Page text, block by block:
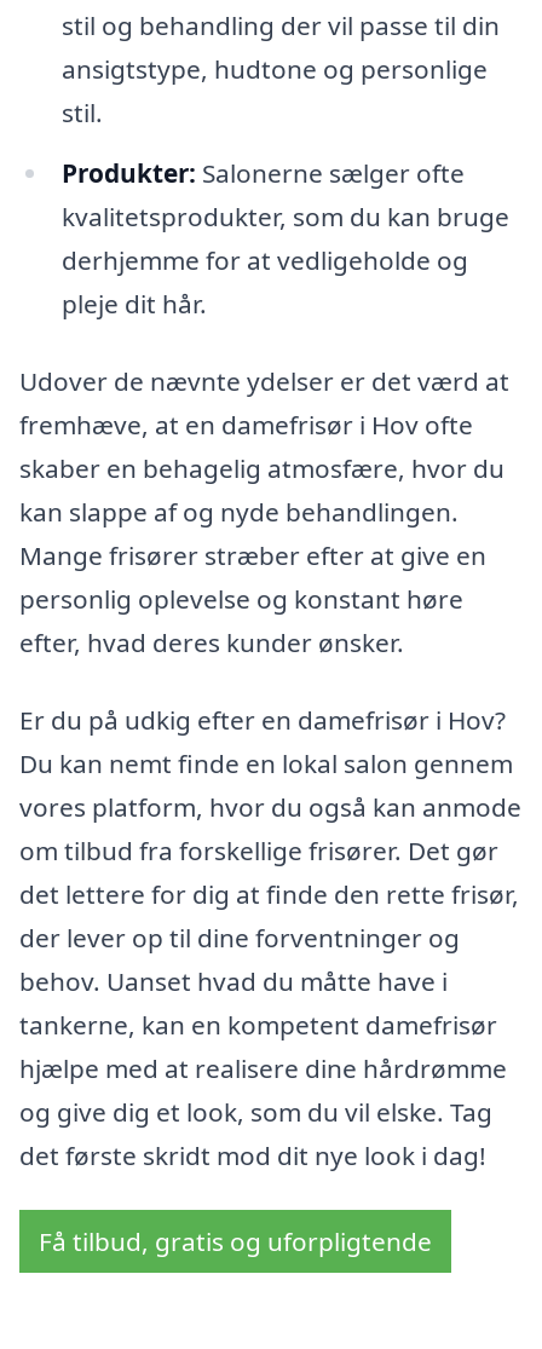
stil og behandling der vil passe til din
ansigtstype, hudtone og personlige
stil.
Produkter: Salonerne sælger ofte
kvalitetsprodukter, som du kan bruge
derhjemme for at vedligeholde og
pleje dit hår.
Udover de nævnte ydelser er det værd at
fremhæve, at en damefrisør i Hov ofte
skaber en behagelig atmosfære, hvor du
kan slappe af og nyde behandlingen.
Mange frisører stræber efter at give en
personlig oplevelse og konstant høre
efter, hvad deres kunder ønsker.
Er du på udkig efter en damefrisør i Hov?
Du kan nemt finde en lokal salon gennem
vores platform, hvor du også kan anmode
om tilbud fra forskellige frisører. Det gør
det lettere for dig at finde den rette frisør,
der lever op til dine forventninger og
behov. Uanset hvad du måtte have i
tankerne, kan en kompetent damefrisør
hjælpe med at realisere dine hårdrømme
og give dig et look, som du vil elske. Tag
det første skridt mod dit nye look i dag!
Få tilbud, gratis og uforpligtende